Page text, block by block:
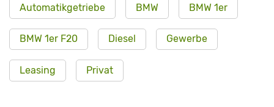
Automatikgetriebe BMW BMW 1er
BMW 1er F20 Diesel Gewerbe
Leasing Privat